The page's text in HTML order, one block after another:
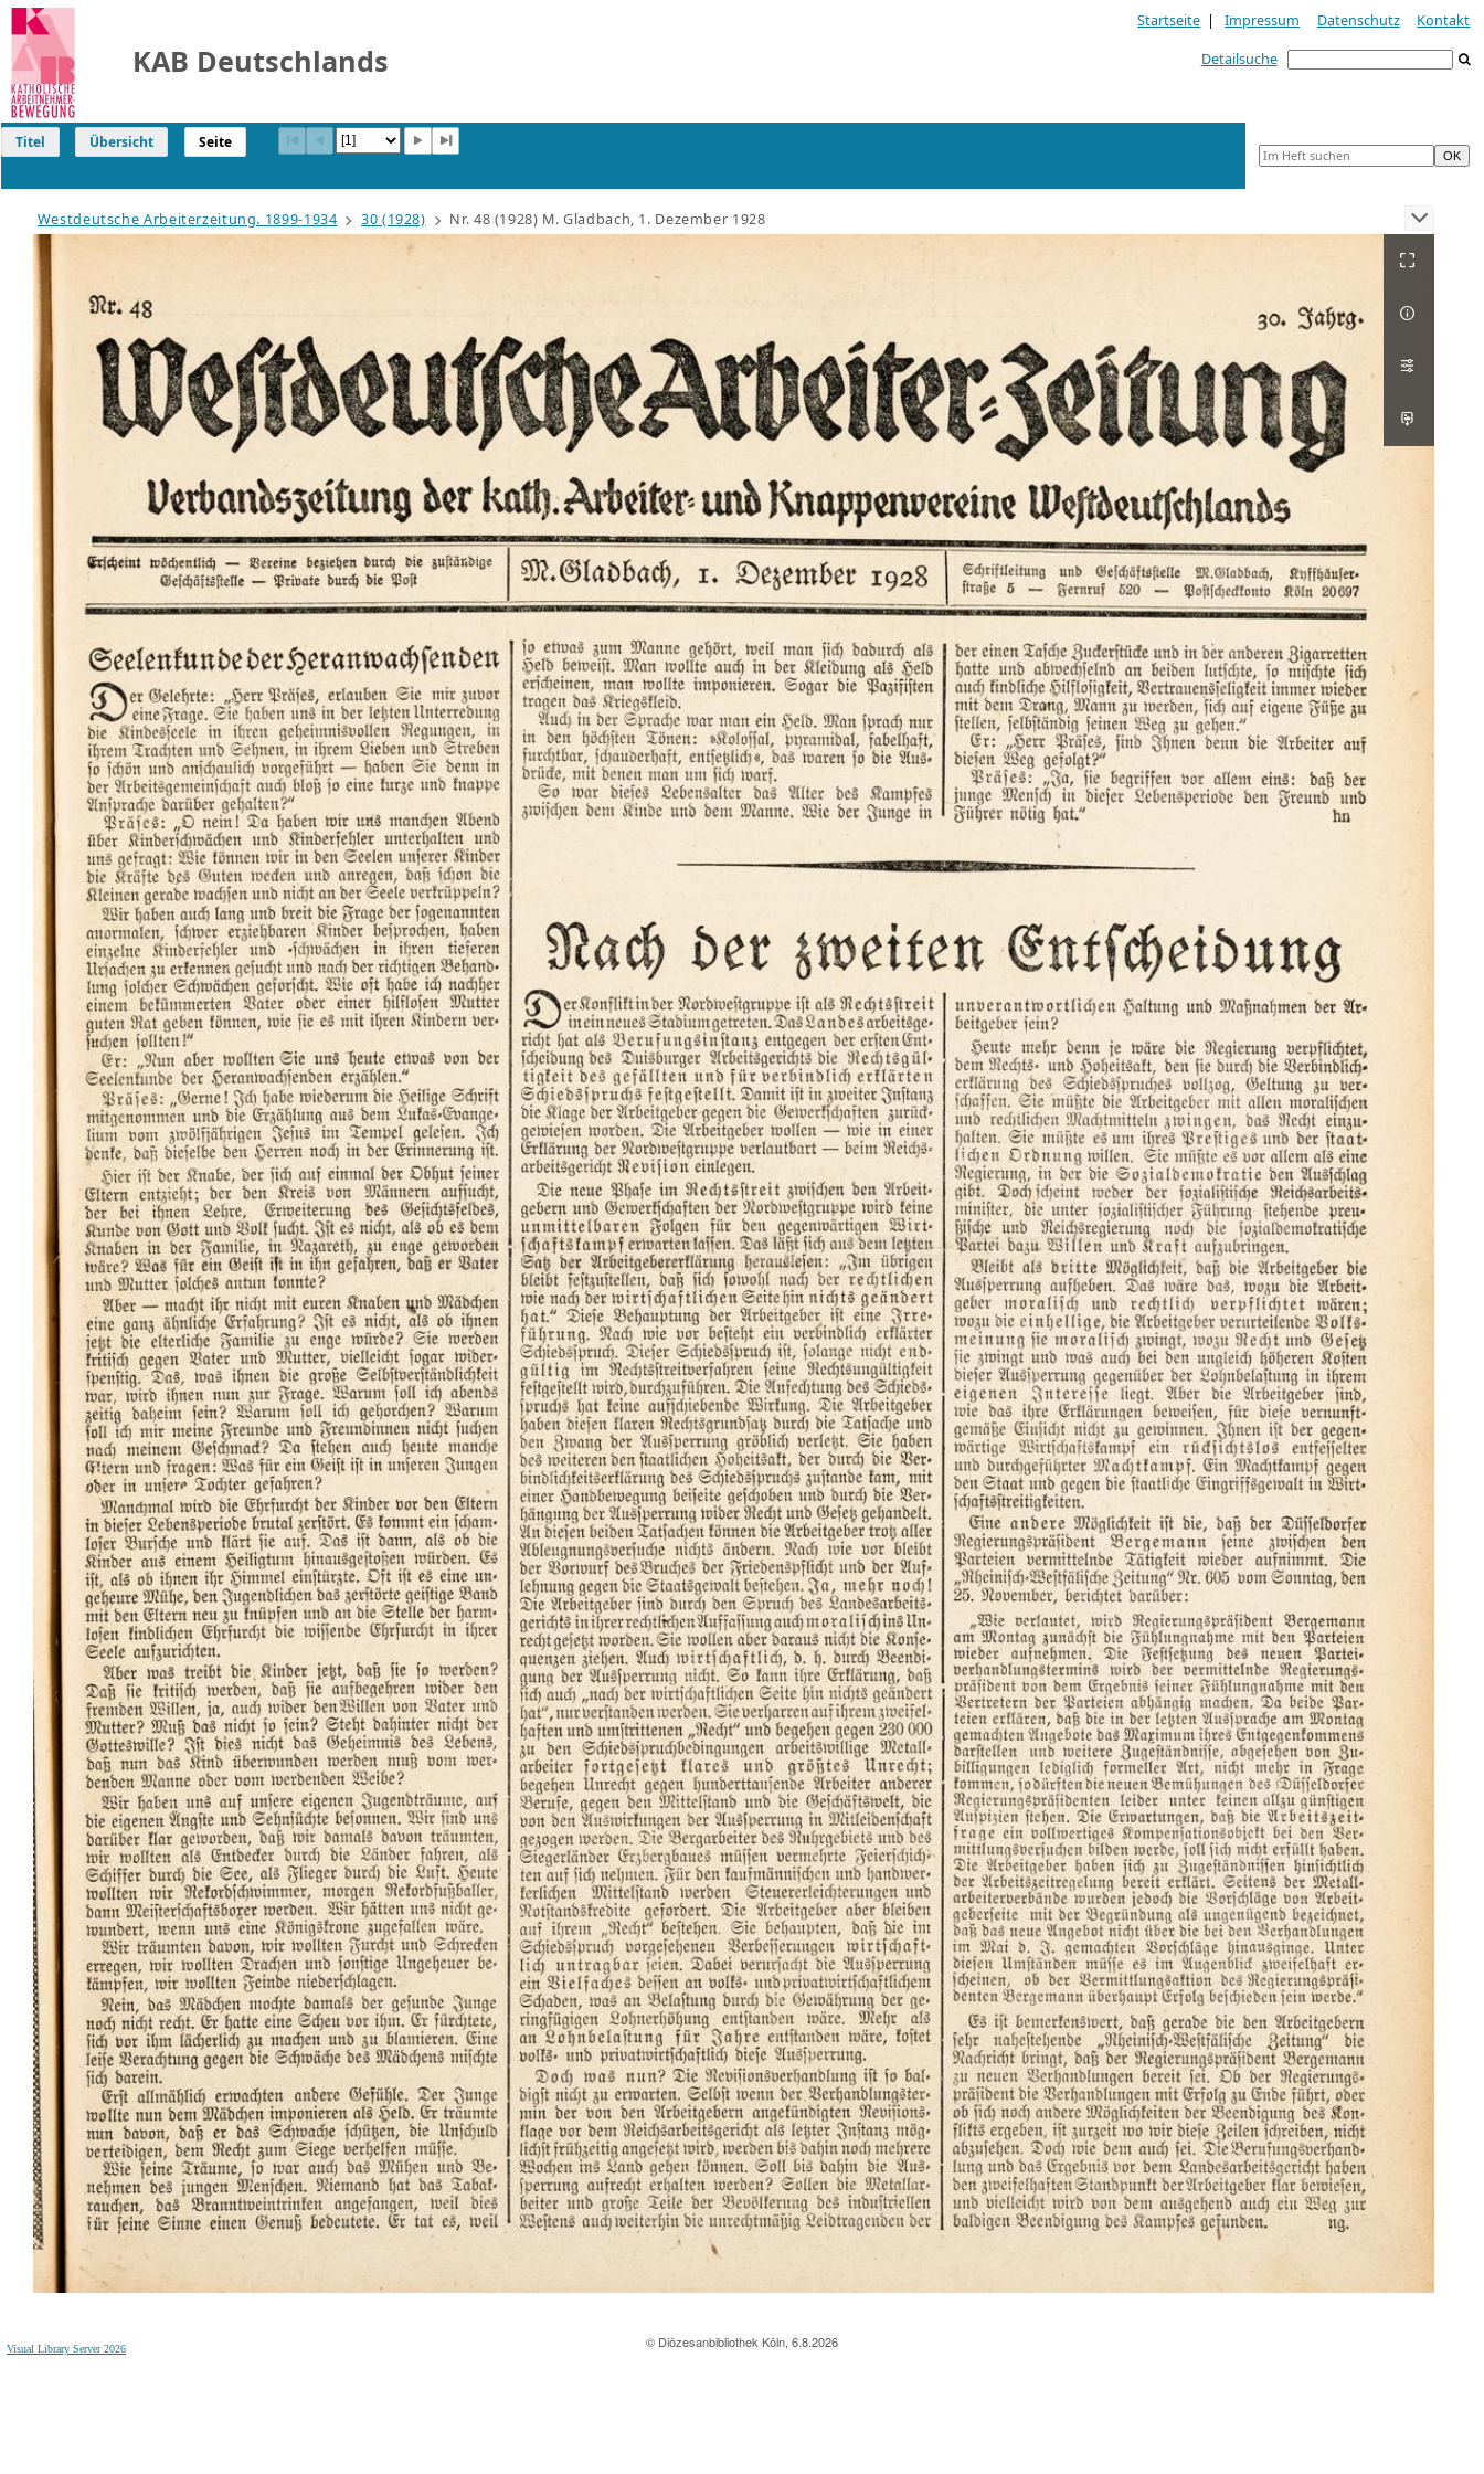
© Diözesanbibliothek Köln, 6.8.2026
Visual Library Server 2026
KAB Deutschlands
Startseite | Impressum Datenschutz
Kontakt
Detailsuche
Titel Übersicht Seite
Westdeutsche Arbeiterzeitung. 1899-1934 30 (1928) Nr. 48 (1928) M. Gladbach, 1. Dezember 1928